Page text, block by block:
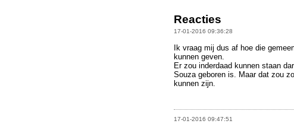
Reacties
17-01-2016 09:36:28
Ik vraag mij dus af hoe die
kunnen geven.
Er zou inderdaad kunnen staan
Souza geboren is. Maar dat zou
kunnen zijn.
17-01-2016 09:47:51